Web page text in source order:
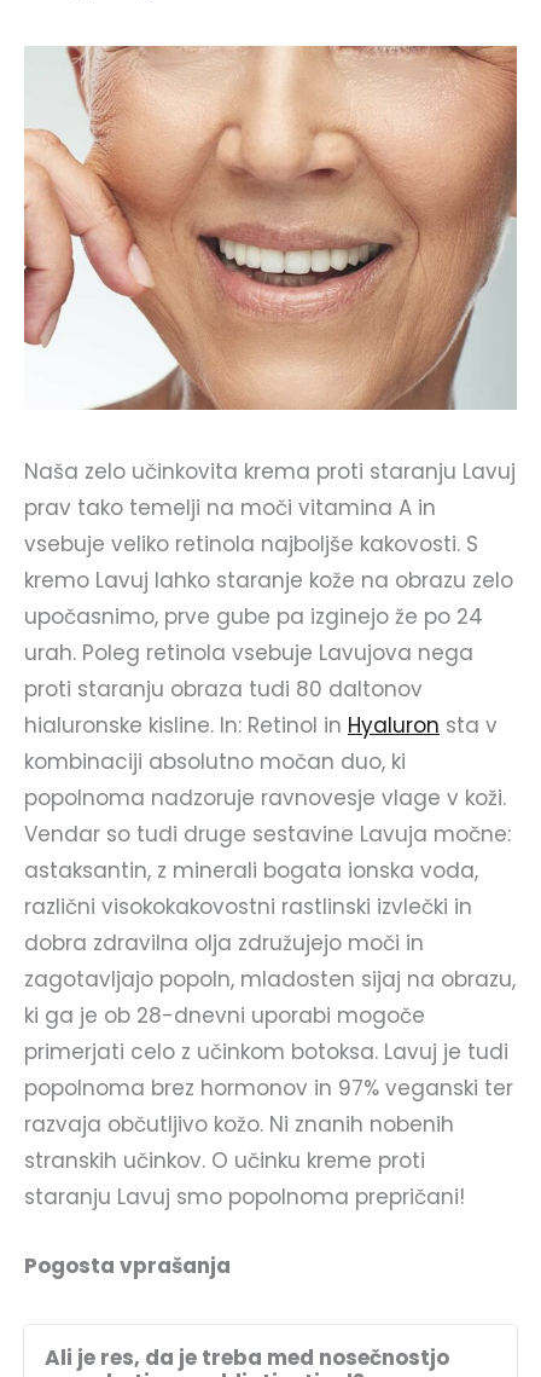
Naša zelo učinkovita krema proti staranju Lavuj
prav tako temelji na moči vitamina A in
vsebuje veliko retinola najboljše kakovosti. S
kremo Lavuj lahko staranje kože na obrazu zelo
upočasnimo, prve gube pa izginejo že po 24
urah. Poleg retinola vsebuje Lavujova nega
proti staranju obraza tudi 80 daltonov
hialuronske kisline. In: Retinol in Hyaluron sta v
kombinaciji absolutno močan duo, ki
popolnoma nadzoruje ravnovesje vlage v koži.
Vendar so tudi druge sestavine Lavuja močne:
astaksantin, z minerali bogata ionska voda,
različni visokokakovostni rastlinski izvlečki in
dobra zdravilna olja združujejo moči in
zagotavljajo popoln, mladosten sijaj na obrazu,
ki ga je ob 28-dnevni uporabi mogoče
primerjati celo z učinkom botoksa. Lavuj je tudi
popolnoma brez hormonov in 97% veganski ter
razvaja občutljivo kožo. Ni znanih nobenih
stranskih učinkov. O učinku kreme proti
staranju Lavuj smo popolnoma prepričani!
Pogosta vprašanja
Ali je res, da je treba med nosečnostjo